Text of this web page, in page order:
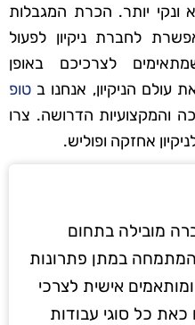
ונקי יותר. הכרת המגבלות
לחברת ניקיון לפעול
לצרכיכם באופן
עולם הניקיון, אנחנו ב טופ
והמקצועיות הדרושה. צרו
אחזקה ופוליש.
מובילה בתחום
המתמחה במתן פתרונות
ומותאמים אישית לצרכי
כל סוגי עבודות